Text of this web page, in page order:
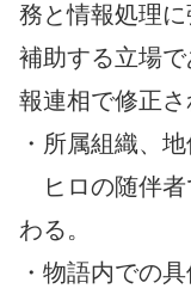
務と情報処理
補助する立場で
報連相で修正さ
・所属組織、
ヒロの随伴者
わる。
・物語内での